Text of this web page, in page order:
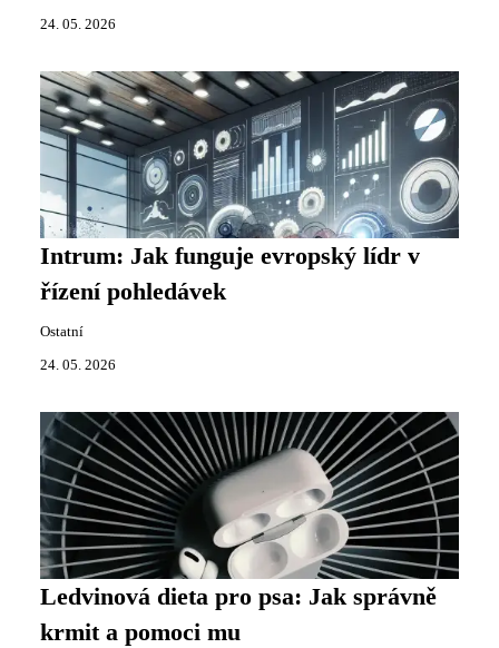
24. 05. 2026
Intrum: Jak funguje evropský lídr v
řízení pohledávek
Ostatní
24. 05. 2026
Ledvinová dieta pro psa: Jak správně
krmit a pomoci mu